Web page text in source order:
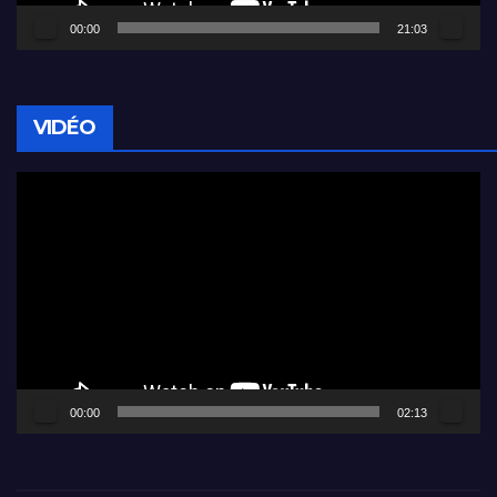
00:00 21:03
VIDÉO
00:00 02:13